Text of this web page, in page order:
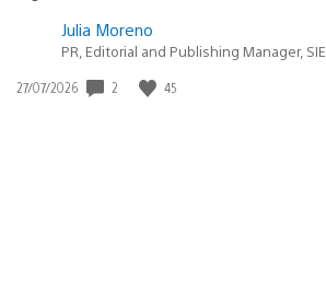
Julia Moreno
PR, Editorial and Publishing Manager, SIE
Data
27/07/2026 2 45